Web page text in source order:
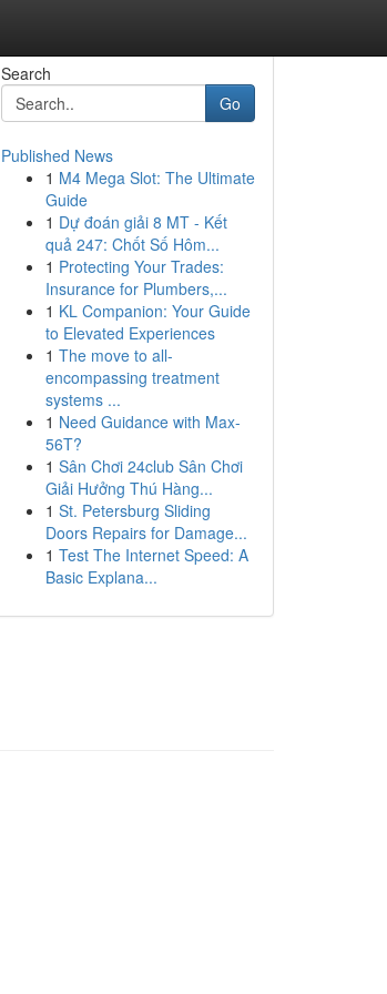
Search
Go
Published News
1 M4 Mega Slot: The Ultimate
Guide
1 Dự đoán giải 8 MT - Kết
quả 247: Chốt Số Hôm...
1 Protecting Your Trades:
Insurance for Plumbers,...
1 KL Companion: Your Guide
to Elevated Experiences
1 The move to all-
encompassing treatment
systems ...
1 Need Guidance with Max-
56T?
1 Sân Chơi 24club Sân Chơi
Giải Hưởng Thú Hàng...
1 St. Petersburg Sliding
Doors Repairs for Damage...
1 Test The Internet Speed: A
Basic Explana...